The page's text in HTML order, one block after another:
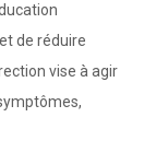
de réduire
vise à agir